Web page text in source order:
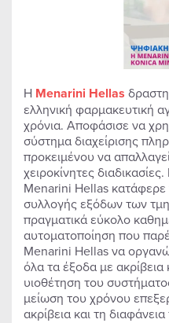
Η Menarini Hellas
ελληνική φαρμακευτική
χρόνια. Αποφάσισε να
σύστημα διαχείρισης
προκειμένου να
χειροκίνητες
Menarini Hellas κατάφερε
συλλογής εξόδων των
πραγματικά εύκολο
αυτοματοποίηση που
Menarini Hellas να
όλα τα έξοδα με
υιοθέτηση του
μείωση του χρόνου
ακρίβεια και τη